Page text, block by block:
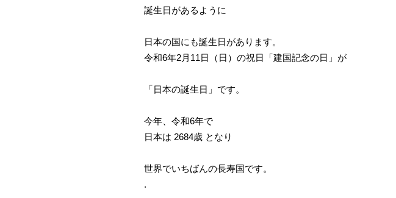
誕生日があるように
日本の国にも誕生日があります。
令和6年2月11日（日）の祝日「建国記念の日」が
「日本の誕生日」です。
今年、令和6年で
日本は 2684歳 となり
世界でいちばんの長寿国です。
.